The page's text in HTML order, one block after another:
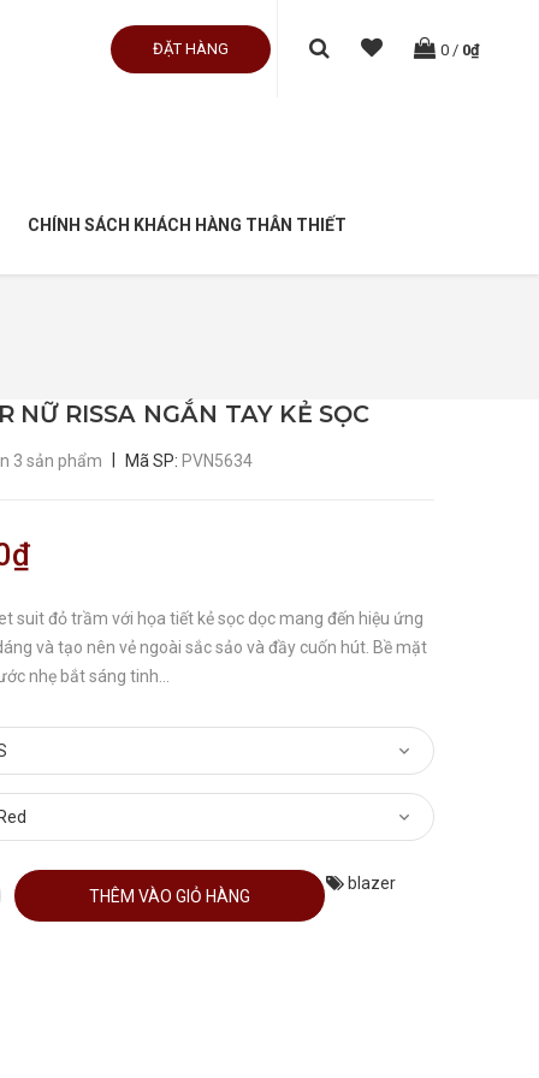
ĐẶT HÀNG 0 / 0₫
CHÍNH SÁCH KHÁCH HÀNG THÂN THIẾT
NỮ RISSA NGẮN TAY KẺ SỌC
3 sản phẩm Mã SP: PVN5634
suit đỏ trầm với họa tiết kẻ sọc dọc mang đến hiệu ứng
và tạo nên vẻ ngoài sắc sảo và đầy cuốn hút. Bề mặt
nhẹ bắt sáng tinh...
THÊM VÀO GIỎ HÀNG
blazer